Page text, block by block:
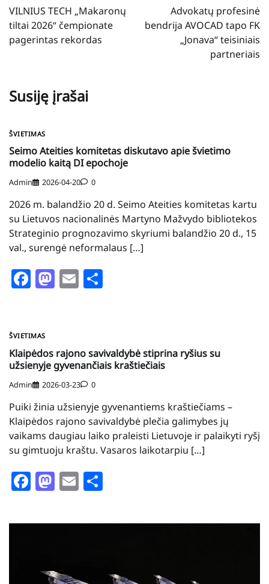
tarp
įrašų
VILNIUS TECH „Makaronų
tiltai 2026“ čempionate
pagerintas rekordas
Advokatų profesinė
bendrija AVOCAD tapo FK
„Jonava“ teisiniais
partneriais
Susiję įrašai
ŠVIETIMAS
Seimo Ateities komitetas diskutavo apie švietimo
modelio kaitą DI epochoje
Admin 2026-04-20 0
2026 m. balandžio 20 d. Seimo Ateities komitetas kartu
su Lietuvos nacionalinės Martyno Mažvydo bibliotekos
Strateginio prognozavimo skyriumi balandžio 20 d., 15
val., surengė neformalaus […]
Facebook
Mastodon
Email
ŠVIETIMAS
Klaipėdos rajono savivaldybė stiprina ryšius su
užsienyje gyvenančiais kraštiečiais
Admin 2026-03-23 0
Puiki žinia užsienyje gyvenantiems kraštiečiams –
Klaipėdos rajono savivaldybė plečia galimybes jų
vaikams daugiau laiko praleisti Lietuvoje ir palaikyti ryšį
su gimtuoju kraštu. Vasaros laikotarpiu […]
Facebook
Mastodon
Email